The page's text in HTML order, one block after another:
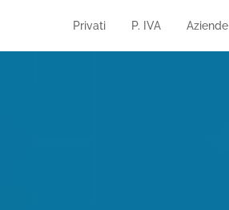
Privati P. IVA Aziende